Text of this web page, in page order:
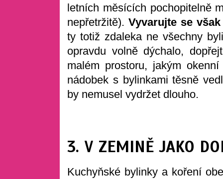
letních měsících pochopitelně
nepřetržitě). Vyvarujte se
ty totiž zdaleka ne všechny
opravdu volně dýchalo,
malém prostoru, jakým
nádobek s bylinkami těsně
by nemusel vydržet dlouho.
3. V ZEMINĚ JAKO
Kuchyňské bylinky a koření